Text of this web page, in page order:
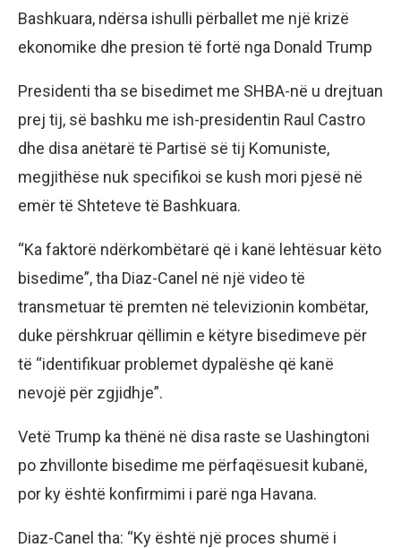
Bashkuara, ndërsa ishulli përballet me një krizë
ekonomike dhe presion të fortë nga Donald Trump
Presidenti tha se bisedimet me SHBA-në u drejtuan
prej tij, së bashku me ish-presidentin Raul Castro
dhe disa anëtarë të Partisë së tij Komuniste,
megjithëse nuk specifikoi se kush mori pjesë në
emër të Shteteve të Bashkuara.
“Ka faktorë ndërkombëtarë që i kanë lehtësuar këto
bisedime”, tha Diaz-Canel në një video të
transmetuar të premten në televizionin kombëtar,
duke përshkruar qëllimin e këtyre bisedimeve për
të “identifikuar problemet dypalëshe që kanë
nevojë për zgjidhje”.
Vetë Trump ka thënë në disa raste se Uashingtoni
po zhvillonte bisedime me përfaqësuesit kubanë,
por ky është konfirmimi i parë nga Havana.
Diaz-Canel tha: “Ky është një proces shumë i